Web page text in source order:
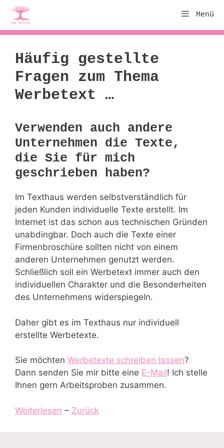
Zum
Inhalt
springen
Menü
Häufig gestellte
Fragen zum Thema
Werbetext …
Verwenden auch andere
Unternehmen die Texte,
die Sie für mich
geschrieben haben?
Im Texthaus werden selbstverständlich für
jeden Kunden individuelle Texte erstellt. Im
Internet ist das schon aus technischen Gründen
unabdingbar. Doch auch die Texte einer
Firmenbroschüre sollten nicht von einem
anderen Unternehmen genutzt werden.
Schließlich soll ein Werbetext immer auch den
individuellen Charakter und die Besonderheiten
des Unternehmens widerspiegeln.
Daher gibt es im Texthaus nur individuell
erstellte Werbetexte.
Sie möchten Werbetexte schreiben lassen?
Dann senden Sie mir bitte eine E-Mail! Ich stelle
Ihnen gern Arbeitsproben zusammen.
Weiterlesen – Zurück